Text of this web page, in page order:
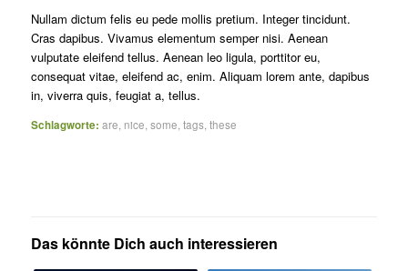
Nullam dictum felis eu pede mollis pretium. Integer tincidunt.
Cras dapibus. Vivamus elementum semper nisi. Aenean
vulputate eleifend tellus. Aenean leo ligula, porttitor eu,
consequat vitae, eleifend ac, enim. Aliquam lorem ante, dapibus
in, viverra quis, feugiat a, tellus.
Schlagworte: are, nice,some,tags,these
Das könnte Dich auch interessieren